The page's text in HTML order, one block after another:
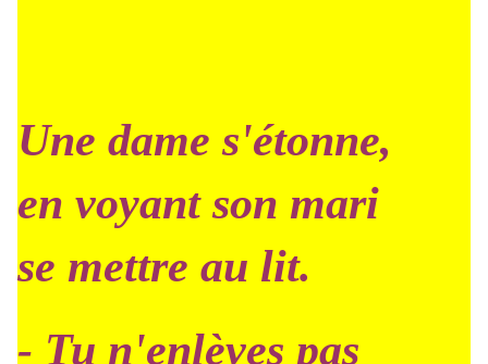
Une dame s'étonne,
en voyant son mari
se mettre au lit.
- Tu n'enlèves pas